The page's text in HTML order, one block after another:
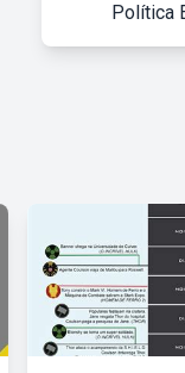
Política